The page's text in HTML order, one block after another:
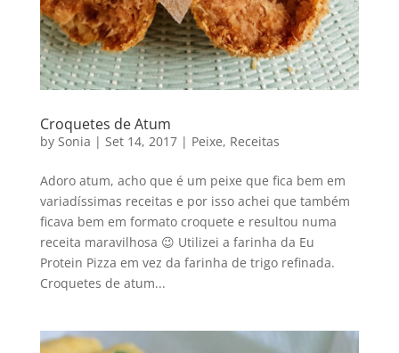
Croquetes de Atum
by Sonia | Set 14, 2017| Peixe, Receitas
Adoro atum, acho que é um peixe que fica bem em
variadíssimas receitas e por isso achei que também
ficava bem em formato croquete e resultou numa
receita maravilhosa 😉 Utilizei a farinha da Eu
Protein Pizza em vez da farinha de trigo refinada.
Croquetes de atum...